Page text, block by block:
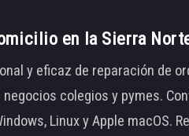
en la Sierra
y eficaz de reparación de
colegios y pymes.
Linux y Apple macOS.